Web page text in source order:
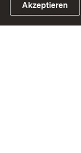
Link zum
Akzeptieren